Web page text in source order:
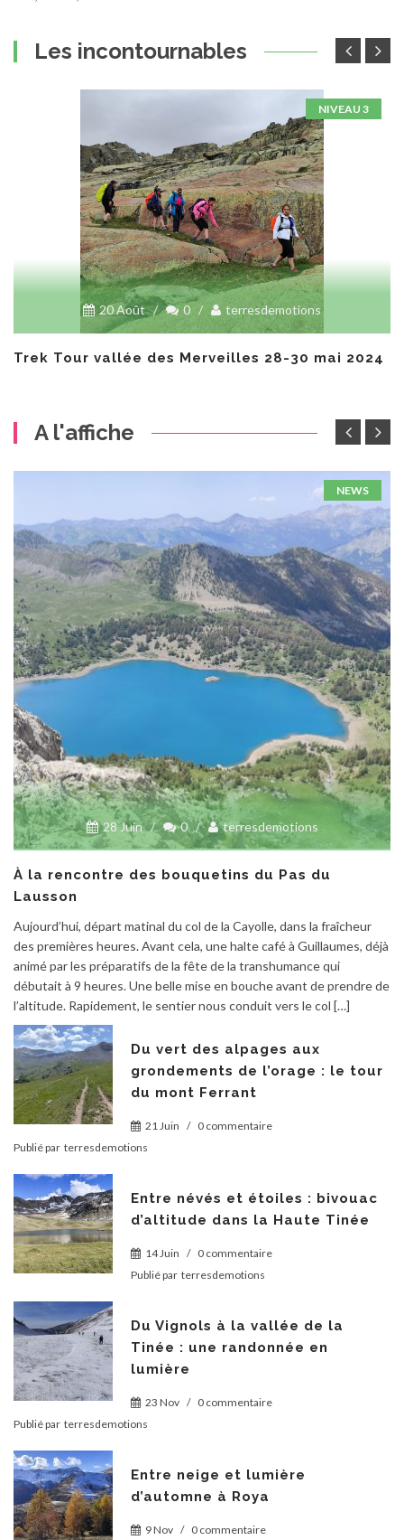
était : est :
Les incontournables
NIVEAU 3
20 Août / 0 / terresdemotions
Trek Tour vallée des Merveilles 28-30 mai 2024
A l'affiche
NEWS
28 Juin / 0 / terresdemotions
À la rencontre des bouquetins du Pas du
Lausson
Aujourd’hui, départ matinal du col de la Cayolle, dans la fraîcheur
des premières heures. Avant cela, une halte café à Guillaumes, déjà
animé par les préparatifs de la fête de la transhumance qui
débutait à 9 heures. Une belle mise en bouche avant de prendre de
l’altitude. Rapidement, le sentier nous conduit vers le col […]
Du vert des alpages aux
grondements de l’orage : le tour
du mont Ferrant
21 Juin / 0 commentaire
Publié par terresdemotions
Entre névés et étoiles : bivouac
d’altitude dans la Haute Tinée
14 Juin / 0 commentaire
Publié par terresdemotions
Du Vignols à la vallée de la
Tinée : une randonnée en
lumière
23 Nov / 0 commentaire
Publié par terresdemotions
Entre neige et lumière
d’automne à Roya
9 Nov / 0 commentaire